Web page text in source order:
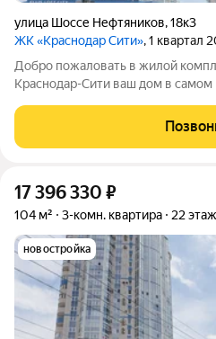
улица Шоссе Нефтяников,18к3
ЖК «Краснодар Сити», 1 квартал
Добро пожаловать в жилой
Краснодар-Сити ваш дом в самом центре города.
метров. Две изолированные
квадратных метров с большими
17 396 330 ₽
104 м² 3-комн. квартира 22
новостройка